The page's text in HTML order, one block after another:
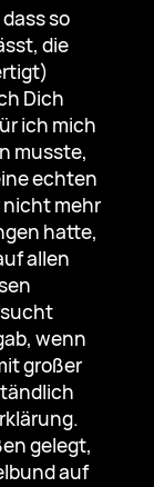
so
die
Dich
ich mich
musste,
echten
nicht mehr
hatte,
allen
wenn
großer
gelegt,
auf